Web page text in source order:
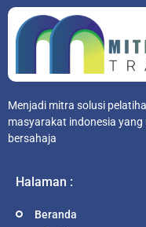
Menjadi mitra solusi
masyarakat indonesia
bersahaja
Halaman :
Beranda